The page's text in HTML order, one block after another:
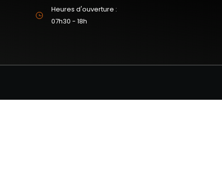
Heures d'ouverture :
07h30 - 18h